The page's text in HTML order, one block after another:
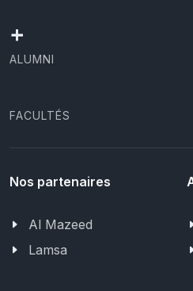
+
ALUMNI
FACULTÉS
Nos partenaires
Al Mazeed
Lamsa